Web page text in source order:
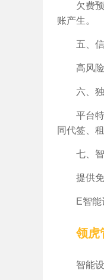
欠费
账产生。
五、
高风
六、
平台
同代签、
七、
提供
E智
领虎
智能